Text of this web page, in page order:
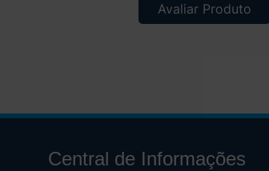
Avaliar Produto
Central de Informações